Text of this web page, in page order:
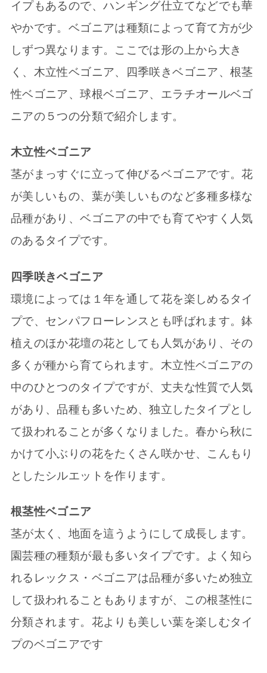
イプもあるので、ハンギング仕立てなどでも華
やかです。ベゴニアは種類によって育て方が少
しずつ異なります。ここでは形の上から大き
く、木立性ベゴニア、四季咲きベゴニア、根茎
性ベゴニア、球根ベゴニア、エラチオールベゴ
ニアの５つの分類で紹介します。
木立性ベゴニア
茎がまっすぐに立って伸びるベゴニアです。花
が美しいもの、葉が美しいものなど多種多様な
品種があり、ベゴニアの中でも育てやすく人気
のあるタイプです。
四季咲きベゴニア
環境によっては１年を通して花を楽しめるタイ
プで、センパフローレンスとも呼ばれます。鉢
植えのほか花壇の花としても人気があり、その
多くが種から育てられます。木立性ベゴニアの
中のひとつのタイプですが、丈夫な性質で人気
があり、品種も多いため、独立したタイプとし
て扱われることが多くなりました。春から秋に
かけて小ぶりの花をたくさん咲かせ、こんもり
としたシルエットを作ります。
根茎性ベゴニア
茎が太く、地面を這うようにして成長します。
園芸種の種類が最も多いタイプです。よく知ら
れるレックス・ベゴニアは品種が多いため独立
して扱われることもありますが、この根茎性に
分類されます。花よりも美しい葉を楽しむタイ
プのベゴニアです